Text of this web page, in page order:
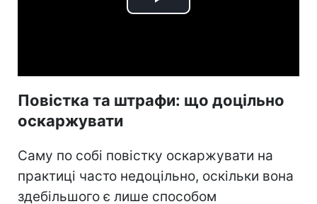
Play
Повістка та штрафи: що доцільно
оскаржувати
Саму по собі повістку оскаржувати на
практиці часто недоцільно, оскільки вона
здебільшого є лише способом